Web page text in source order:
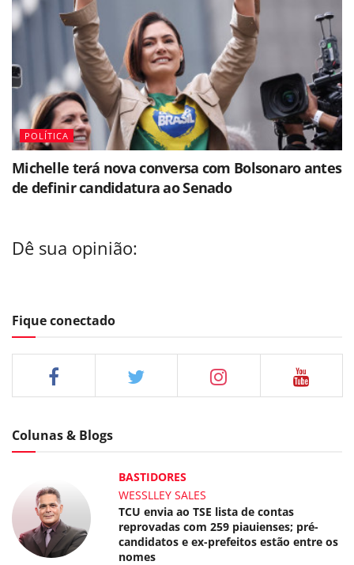
POLÍTICA
Michelle terá nova conversa com Bolsonaro antes
de definir candidatura ao Senado
Dê sua opinião:
Fique conectado
Colunas & Blogs
BASTIDORES
WESSLLEY SALES
TCU envia ao TSE lista de contas
reprovadas com 259 piauienses; pré-
candidatos e ex-prefeitos estão entre os
nomes